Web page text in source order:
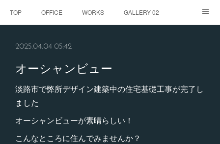
TOP OFFICE WORKS GALLERY 02
2025.04.04 05:42
オーシャンビュー
淡路市で弊所デザイン建築中の住宅基礎工事が完了し
ました
オーシャンビューが素晴らしい！
こんなところに住んでみませんか？